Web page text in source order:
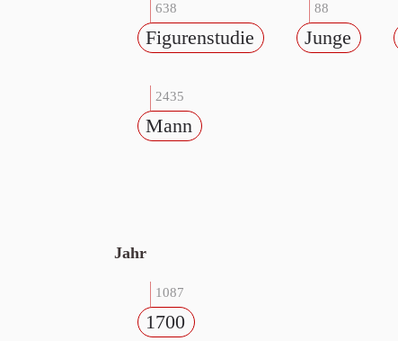
638
Figurenstudie
88
Junge
2435
Mann
Jahr
1087
1700